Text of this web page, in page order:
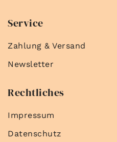
Service
Zahlung & Versand
Newsletter
Rechtliches
Impressum
Datenschutz